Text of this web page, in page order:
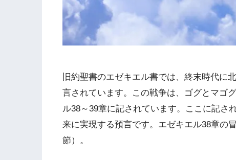
旧約聖書のエゼキエル書では、終末時代に
言されています。この戦争は、ゴグとマゴ
ル38～39章に記されています。ここに記さ
来に実現する預言です。エゼキエル38章の
節）。